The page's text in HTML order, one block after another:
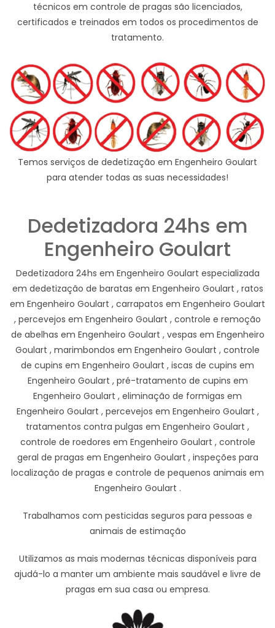
técnicos em controle de pragas são licenciados,
certificados e treinados em todos os procedimentos de
tratamento.
Temos serviços de dedetização em Engenheiro Goulart
para atender todas as suas necessidades!
Dedetizadora 24hs em
Engenheiro Goulart
Dedetizadora 24hs em Engenheiro Goulart especializada
em dedetização de baratas em Engenheiro Goulart , ratos
em Engenheiro Goulart , carrapatos em Engenheiro Goulart
, percevejos em Engenheiro Goulart , controle e remoção
de abelhas em Engenheiro Goulart , vespas em Engenheiro
Goulart , marimbondos em Engenheiro Goulart , controle
de cupins em Engenheiro Goulart , iscas de cupins em
Engenheiro Goulart , pré-tratamento de cupins em
Engenheiro Goulart , eliminação de formigas em
Engenheiro Goulart , percevejos em Engenheiro Goulart ,
tratamentos contra pulgas em Engenheiro Goulart ,
controle de roedores em Engenheiro Goulart , controle
geral de pragas em Engenheiro Goulart , inspeções para
localização de pragas e controle de pequenos animais em
Engenheiro Goulart .
Trabalhamos com pesticidas seguros para pessoas e
animais de estimação
Utilizamos as mais modernas técnicas disponíveis para
ajudá-lo a manter um ambiente mais saudável e livre de
pragas em sua casa ou empresa.